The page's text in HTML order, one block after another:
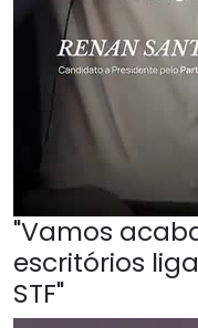
"Vamos
escritórios
STF"